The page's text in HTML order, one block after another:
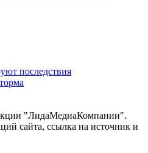
последствия
"ЛидаМедиаКомпании".
сайта, ссылка на источник и